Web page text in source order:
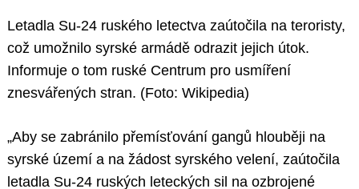
Letadla Su-24 ruského letectva zaútočila na teroristy,
což umožnilo syrské armádě odrazit jejich útok.
Informuje o tom ruské Centrum pro usmíření
znesvářených stran. (Foto: Wikipedia)
„Aby se zabránilo přemísťování gangů hlouběji na
syrské území a na žádost syrského velení, zaútočila
letadla Su-24 ruských leteckých sil na ozbrojené